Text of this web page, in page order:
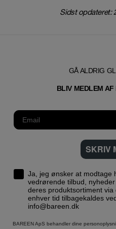
Sidst opdateret:
GÅ ALDRIG
BLIV MEDLEM AF
SKRIV
Ja, jeg ønsker at modtage
vedrørende tilbud,
deres produktsortiment via email. Dit
enhver tid tilbagekaldes
info@bareen.dk
BAREEN ApS behandler dine